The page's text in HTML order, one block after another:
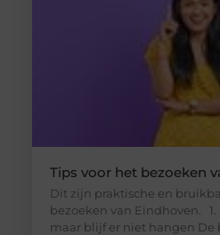
Tips voor het bezoeken
Dit zijn praktische en
bezoeken van Eindhoven.
maar blijf er niet hangen De